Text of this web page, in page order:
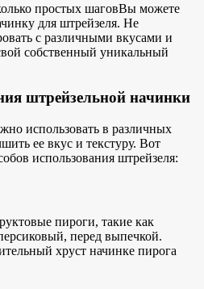
простых шаговВы можете
для штрейзеля. Не
с различными вкусами и
собственный уникальный
штрейзельной начинки
использовать в различных
ее вкус и текстуру. Вот
использования штрейзеля:
пироги, такие как
перед выпечкой.
хруст начинке пирога